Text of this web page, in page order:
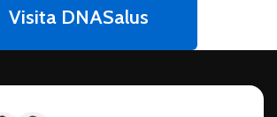
Visita DNASalus